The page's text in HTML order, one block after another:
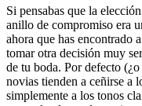
Si pensabas que la
anillo de compromiso era
ahora que has encontrado
tomar otra decisión muy
de tu boda. Por defecto
novias tienden a ceñirse a
simplemente a los tonos